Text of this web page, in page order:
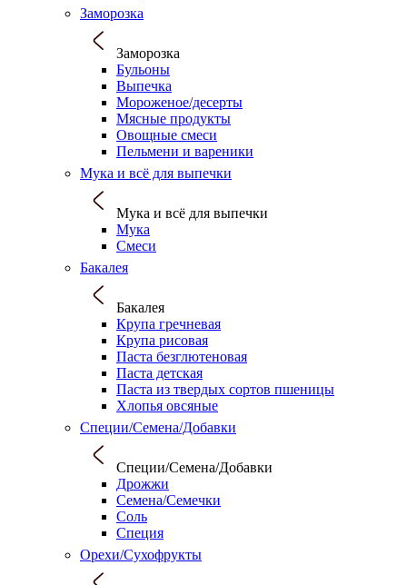
Заморозка
Заморозка
Бульоны
Выпечка
Мороженое/десерты
Мясные продукты
Овощные смеси
Пельмени и вареники
Мука и всё для выпечки
Мука и всё для выпечки
Мука
Смеси
Бакалея
Бакалея
Крупа гречневая
Крупа рисовая
Паста безглютеновая
Паста детская
Паста из твердых сортов пшеницы
Хлопья овсяные
Специи/Семена/Добавки
Специи/Семена/Добавки
Дрожжи
Семена/Семечки
Соль
Специя
Орехи/Сухофрукты